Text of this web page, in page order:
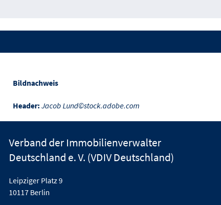
Bildnachweis
Header: Jacob Lund©stock.adobe.com
Verband der Immobilienverwalter
Deutschland e. V. (VDIV Deutschland)
Leipziger Platz 9
10117 Berlin